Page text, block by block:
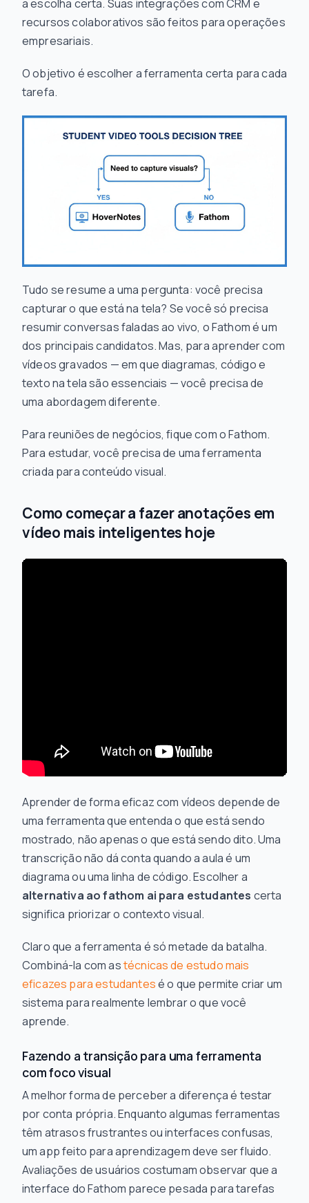
a escolha certa. Suas integrações com CRM e
recursos colaborativos são feitos para operações
empresariais.
O objetivo é escolher a ferramenta certa para cada
tarefa.
Tudo se resume a uma pergunta: você precisa
capturar o que está na tela? Se você só precisa
resumir conversas faladas ao vivo, o Fathom é um
dos principais candidatos. Mas, para aprender com
vídeos gravados — em que diagramas, código e
texto na tela são essenciais — você precisa de
uma abordagem diferente.
Para reuniões de negócios, fique com o Fathom.
Para estudar, você precisa de uma ferramenta
criada para conteúdo visual.
Como começar a fazer anotações em
vídeo mais inteligentes hoje
Aprender de forma eficaz com vídeos depende de
uma ferramenta que entenda o que está sendo
mostrado, não apenas o que está sendodito. Uma
transcrição não dá conta quando a aula é um
diagrama ou uma linha de código. Escolher a
alternativa ao fathom ai para estudantes certa
significa priorizar o contexto visual.
Claro que a ferramenta é só metade da batalha.
Combiná-la com astécnicas de estudo mais
eficazes para estudantesé o que permite criar um
sistema para realmente lembrar o que você
aprende.
Fazendo a transição para uma ferramenta
com foco visual
A melhor forma de perceber a diferença é testar
por conta própria. Enquanto algumas ferramentas
têm atrasos frustrantes ou interfaces confusas,
um app feito para aprendizagem deve ser fluido.
Avaliações de usuários costumam observar que a
interface do Fathom parece pesada para tarefas